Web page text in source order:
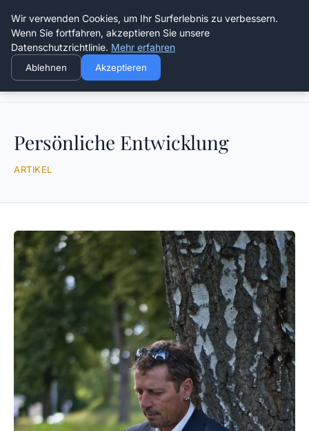
Die Schnitter
Persönliche Entwicklung
ARTIKEL
Wir verwenden Cookies, um Ihr Surferlebnis zu verbessern.
Wenn Sie fortfahren, akzeptieren Sie unsere
Datenschutzrichtlinie. Mehr erfahren
Ablehnen Akzeptieren